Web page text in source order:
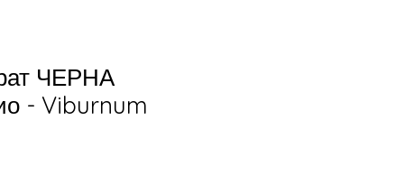
ЧЕРНА
- Viburnum